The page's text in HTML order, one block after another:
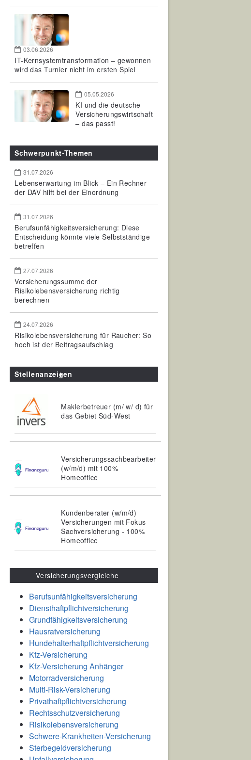
03.06.2026
IT-Kernsystemtransformation – gewonnen
wird das Turnier nicht im ersten Spiel
05.05.2026
KI und die deutsche
Versicherungswirtschaft
– das passt!
Schwerpunkt-Themen
31.07.2026
Lebenserwartung im Blick – Ein Rechner
der DAV hilft bei der Einordnung
31.07.2026
Berufsunfähigkeitsversicherung: Diese
Entscheidung könnte viele Selbstständige
betreffen
27.07.2026
Versicherungssumme der
Risikolebensversicherung richtig
berechnen
24.07.2026
Risikolebensversicherung für Raucher: So
hoch ist der Beitragsaufschlag
Stellenanzeigen
Maklerbetreuer (m/ w/ d) für
das Gebiet Süd-West
Versicherungssachbearbeiter
(w/m/d) mit 100%
Homeoffice
Kundenberater (w/m/d)
Versicherungen mit Fokus
Sachversicherung - 100%
Homeoffice
Versicherungsvergleiche
Berufsunfähigkeitsversicherung
Diensthaftpflichtversicherung
Grundfähigkeitsversicherung
Hausratversicherung
Hundehalterhaftpflichtversicherung
Kfz-Versicherung
Kfz-Versicherung Anhänger
Motorradversicherung
Multi-Risk-Versicherung
Privathaftpflichtversicherung
Rechtsschutzversicherung
Risikolebensversicherung
Schwere-Krankheiten-Versicherung
Sterbegeldversicherung